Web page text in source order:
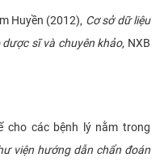
Huyền (2012), Cơ sở dữ liệu
sĩ và chuyên khảo, NXB
cho các bệnh lý nằm trong
viện hướng dẫn chẩn đoán